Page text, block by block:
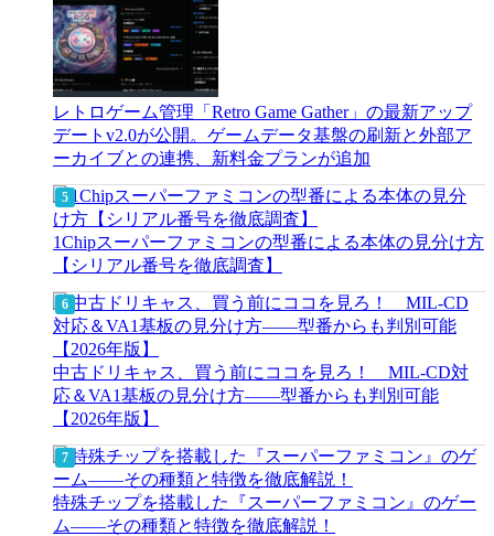
レトロゲーム管理「Retro Game Gather」の最新アップ
デートv2.0が公開。ゲームデータ基盤の刷新と外部ア
ーカイブとの連携、新料金プランが追加
1Chipスーパーファミコンの型番による本体の見分け方
【シリアル番号を徹底調査】
中古ドリキャス、買う前にココを見ろ！ MIL-CD対
応＆VA1基板の見分け方——型番からも判別可能
【2026年版】
特殊チップを搭載した『スーパーファミコン』のゲー
ム――その種類と特徴を徹底解説！